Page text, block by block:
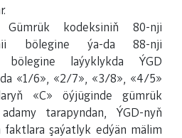
Gümrük kodeksiniň 80-nji
bölegine ýa-da 88-nji
bölegine laýyklykda ÝGD
«1/6», «2/7», «3/8», «4/5»
«C» öýjüginde gümrük
tarapyndan, ÝGD-nyň
şaýatlyk edýän mälim